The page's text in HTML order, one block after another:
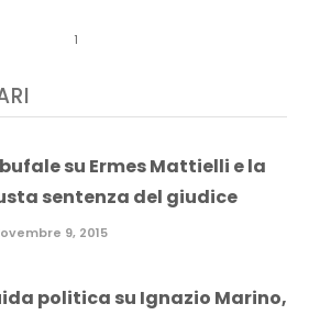
1
bufale su Ermes Mattielli e la
sentenza del giudice
9, 2015
politica su Ignazio Marino,